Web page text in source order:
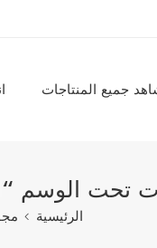
جميع المنتاجات
تحت الوسم
الرئيسية